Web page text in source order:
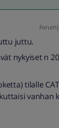
juttu.
nykyiset n
tilalle
vanhan